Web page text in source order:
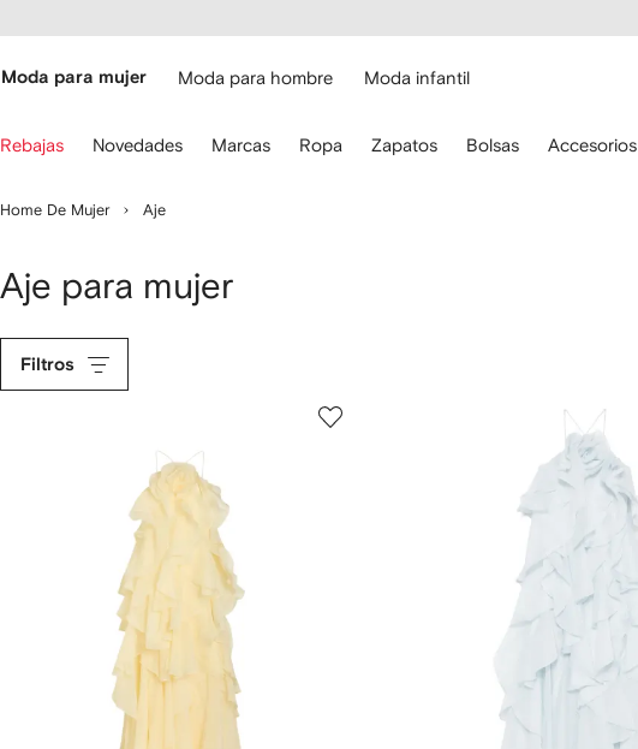
Moda para mujer Moda para hombre Moda infantil
Rebajas Novedades Marcas Ropa Zapatos Bolsas Accesorios
Home De Mujer Aje
Aje para mujer
Filtros